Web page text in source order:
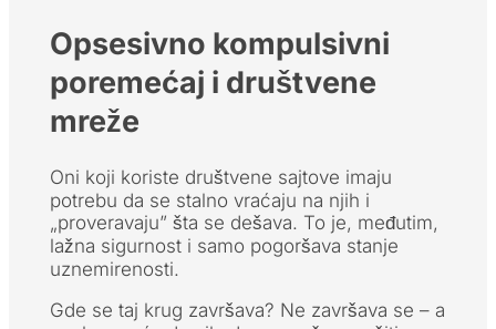
Opsesivno kompulsivni
poremećaj i društvene
mreže
Oni koji koriste društvene sajtove imaju
potrebu da se stalno vraćaju na njih i
„proveravaju” šta se dešava. To je, međutim,
lažna sigurnost i samo pogoršava stanje
uznemirenosti.
Gde se taj krug završava? Ne završava se – a